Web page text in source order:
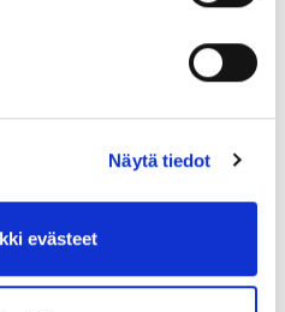
Näytä tiedot
evästeet
vähintään kolmeen
aikana, jotta
käytännössä.
kauppakamarin